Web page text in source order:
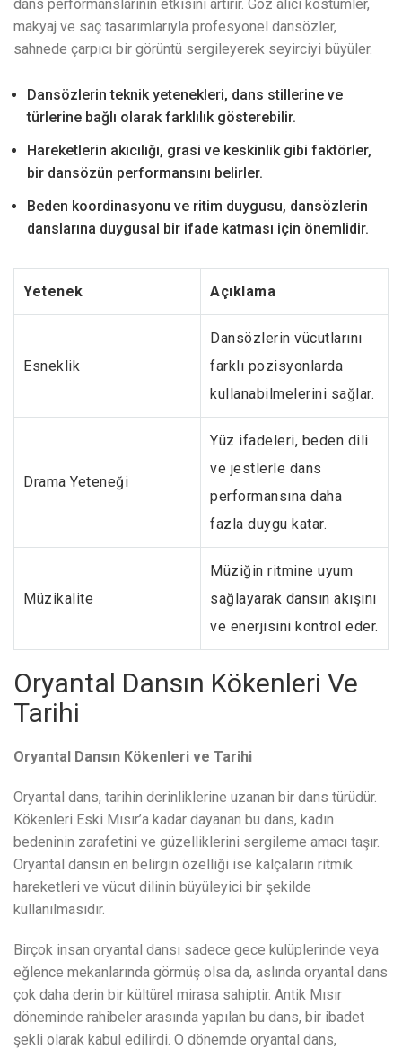
dans performanslarının etkisini artırır. Göz alıcı kostümler,
makyaj ve saç tasarımlarıyla profesyonel dansözler,
sahnede çarpıcı bir görüntü sergileyerek seyirciyi büyüler.
Dansözlerin teknik yetenekleri, dans stillerine ve
türlerine bağlı olarak farklılık gösterebilir.
Hareketlerin akıcılığı, grasi ve keskinlik gibi faktörler,
bir dansözün performansını belirler.
Beden koordinasyonu ve ritim duygusu, dansözlerin
danslarına duygusal bir ifade katması için önemlidir.
Yetenek Açıklama
Esneklik
Dansözlerin vücutlarını
farklı pozisyonlarda
kullanabilmelerini sağlar.
Drama Yeteneği
Yüz ifadeleri, beden dili
ve jestlerle dans
performansına daha
fazla duygu katar.
Müzikalite
Müziğin ritmine uyum
sağlayarak dansın akışını
ve enerjisini kontrol eder.
Oryantal Dansın Kökenleri Ve
Tarihi
Oryantal Dansın Kökenleri ve Tarihi
Oryantal dans, tarihin derinliklerine uzanan bir dans türüdür.
Kökenleri Eski Mısır’a kadar dayanan bu dans, kadın
bedeninin zarafetini ve güzelliklerini sergileme amacı taşır.
Oryantal dansın en belirgin özelliği ise kalçaların ritmik
hareketleri ve vücut dilinin büyüleyici bir şekilde
kullanılmasıdır.
Birçok insan oryantal dansı sadece gece kulüplerinde veya
eğlence mekanlarında görmüş olsa da, aslında oryantal dans
çok daha derin bir kültürel mirasa sahiptir. Antik Mısır
döneminde rahibeler arasında yapılan bu dans, bir ibadet
şekli olarak kabul edilirdi. O dönemde oryantal dans,